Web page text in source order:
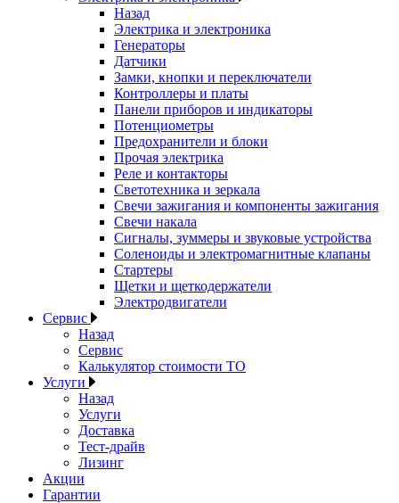
Назад
Электрика и электроника
Генераторы
Датчики
Замки, кнопки и переключатели
Контроллеры и платы
Панели приборов и индикаторы
Потенциометры
Предохранители и блоки
Прочая электрика
Реле и контакторы
Светотехника и зеркала
Свечи зажигания и компоненты зажигания
Свечи накала
Сигналы, зуммеры и звуковые устройства
Соленоиды и электромагнитные клапаны
Стартеры
Щетки и щеткодержатели
Электродвигатели
Сервис
Назад
Сервис
Калькулятор стоимости ТО
Услуги
Назад
Услуги
Доставка
Тест-драйв
Лизинг
Акции
Гарантии